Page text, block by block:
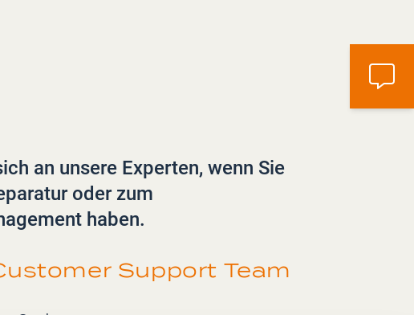
an unsere Experten, wenn Sie
oder zum
haben.
Support Team